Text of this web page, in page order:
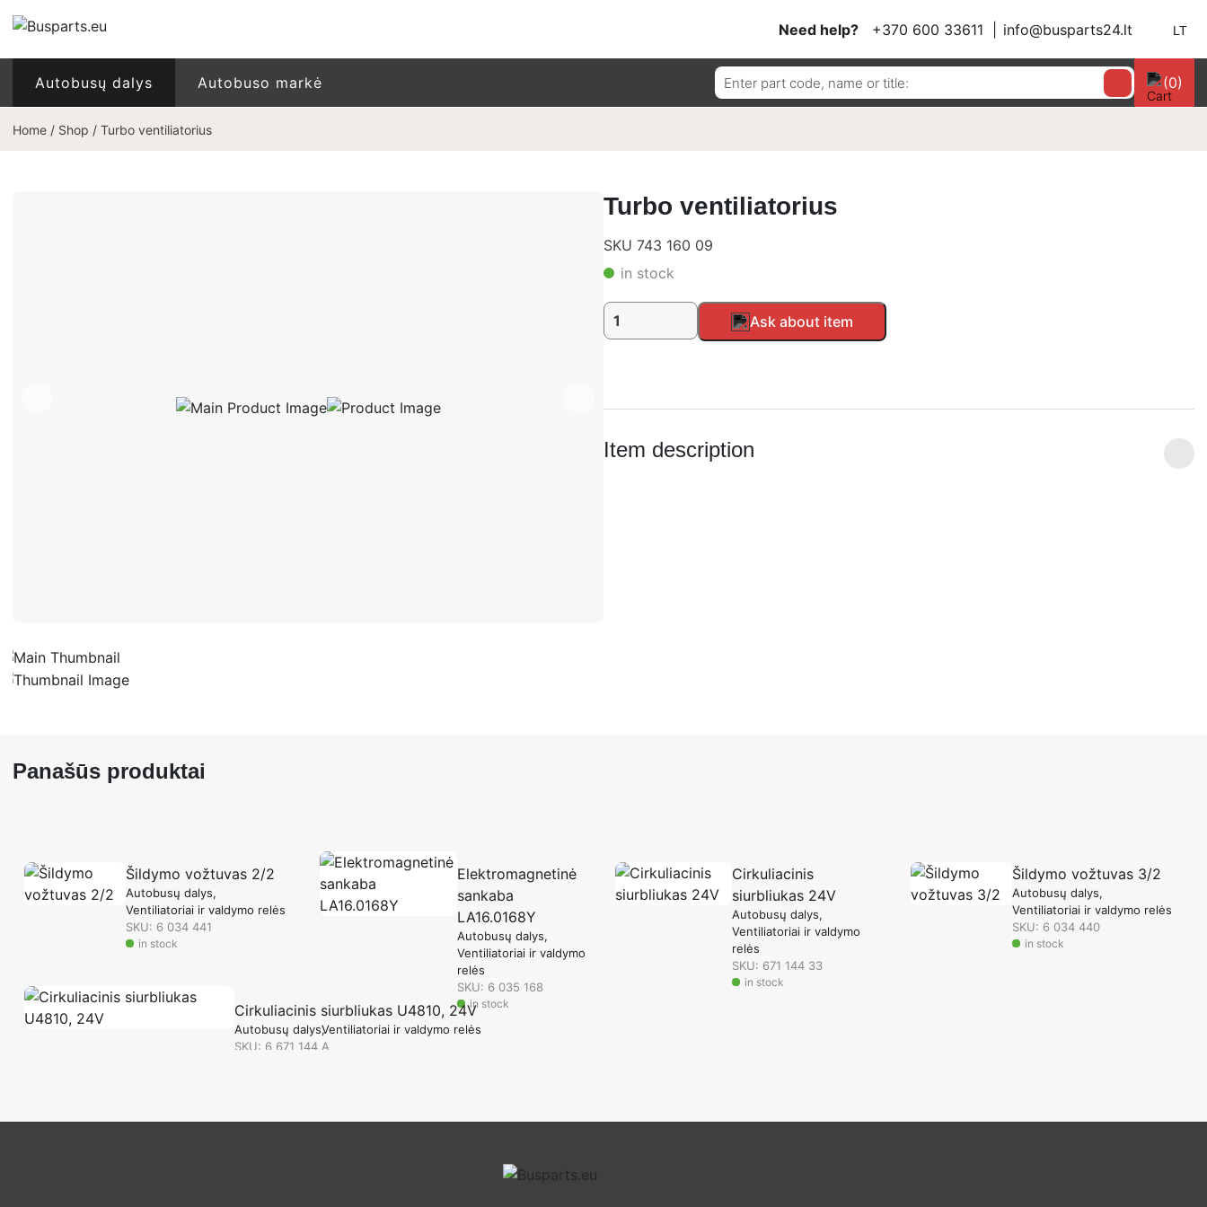
Need help? +370 600 33611 info@busparts24.lt LT
Autobusų dalys Autobuso markė Ieškoti: (0)
Home / Shop / Turbo ventiliatorius
Turbo ventiliatorius
SKU 743 160 09
in stock
produkto
kiekis:
Ask about item
Alternative:
Item description
Panašūs produktai
Šildymo vožtuvas 2/2
Autobusų dalys
Ventiliatoriai ir valdymo relės
SKU: 6 034 441
in stock
Elektromagnetinė
sankaba
LA16.0168Y
Autobusų dalys
Ventiliatoriai ir valdymo
relės
SKU: 6 035 168
in stock
Cirkuliacinis
siurbliukas 24V
Autobusų dalys
Ventiliatoriai ir valdymo
relės
SKU: 671 144 33
in stock
Šildymo vožtuvas 3/2
Autobusų dalys
Ventiliatoriai ir valdymo relės
SKU: 6 034 440
in stock
Cirkuliacinis siurbliukas U4810, 24V
Autobusų dalysVentiliatoriai ir valdymo relės
SKU: 6 671 144 A